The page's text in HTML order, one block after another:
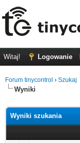
Witaj! Logowanie
Forum tinycontrol › Szukaj
Wyniki
Wyniki szukania